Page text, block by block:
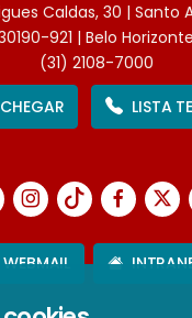
Caldas, 30 | Santo
921 | Belo
(31) 2108-7000
LISTA
WEBMAIL